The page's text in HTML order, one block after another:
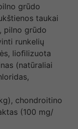
grūdo
taukai
pilno grūdo
runkelių
lioﬁlizuota
(natūraliai
chondroitino
(100 mg/